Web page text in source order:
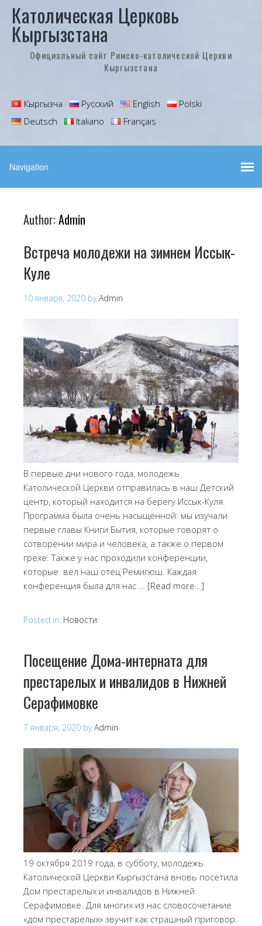
Католическая Церковь
Кыргызстана
Официальный сайт Римско-католической Церкви
Кыргызстана
Кыргызча Русский English
Polski
Deutsch
Italiano Français
Author:Admin
Встреча молодежи на зимнем Иссык-
Куле
10 января, 2020 byAdmin
В первые дни нового года, молодежь
Католической Церкви отправилась в наш Детский
центр, который находится на берегу Иссык-Куля.
Программа была очень насыщенной: мы изучали
первые главы Книги Бытия, которые говорят о
сотворении мира и человека, а также о первом
грехе. Также у нас проходили конференции,
которые вёл наш отец Ремигюш. Каждая
конференция была для нас … [Read more…]
Posted in: Новости
Посещение Дома-интерната для
престарелых и инвалидов в Нижней
Серафимовке
7 января, 2020 byAdmin
19 октября 2019 года, в субботу, молодежь
Католической Церкви Кыргызстана вновь посетила
Дом престарелых и инвалидов в Нижней
Серафимовке. Для многих из нас словосочетание
«дом престарелых» звучит как страшный приговор.